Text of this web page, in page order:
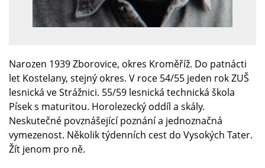
Narozen 1939 Zborovice, okres Kroměříž. Do patnácti
let Kostelany, stejný okres. V roce 54/55 jeden rok ZUŠ
lesnická ve Strážnici. 55/59 lesnická technická škola
Písek s maturitou. Horolezecký oddíl a skály.
Neskutečné povznášející poznání a jednoznačná
vymezenost. Několik týdenních cest do Vysokých Tater.
Žít jenom pro ně.